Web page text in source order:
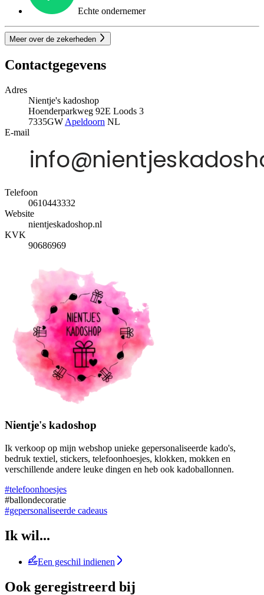
Echte ondernemer
Meer over de zekerheden
Contactgegevens
Adres
Nientje's kadoshop
Hoenderparkweg 92E Loods 3
7335GW Apeldoorn NL
E-mail
Telefoon
0610443332
Website
nientjeskadoshop.nl
KVK
90686969
Nientje's kadoshop
Ik verkoop op mijn webshop unieke gepersonaliseerde kado's,
bedruk textiel, stickers, telefoonhoesjes, klokken, mokken en
verschillende andere leuke dingen en heb ook kadoballonnen.
#telefoonhoesjes
#ballondecoratie
#gepersonaliseerde cadeaus
Ik wil...
Een geschil indienen
Ook geregistreerd bij